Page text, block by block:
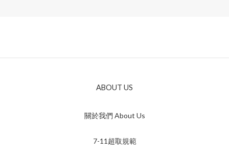
ABOUT US
關於我們 About Us
7-11超取規範